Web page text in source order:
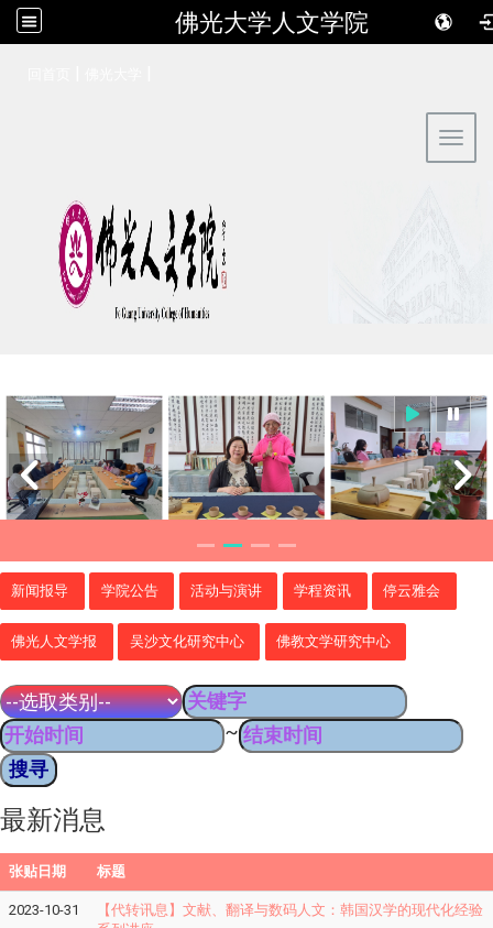
佛光大学人文学院
新闻报导 学院公告 活动与演讲 学程资讯 停云雅会
佛光人文学报 吴沙文化研究中心 佛教文学研究中心
~
最新消息
张贴日期 标题
2023-10-31
【代转讯息】文献、翻译与数码人文：韩国汉学的现代化经验